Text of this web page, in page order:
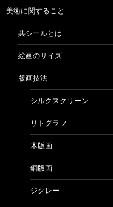
美術に関すること
共シールとは
絵画のサイズ
版画技法
シルクスクリーン
リトグラフ
木版画
銅版画
ジクレー